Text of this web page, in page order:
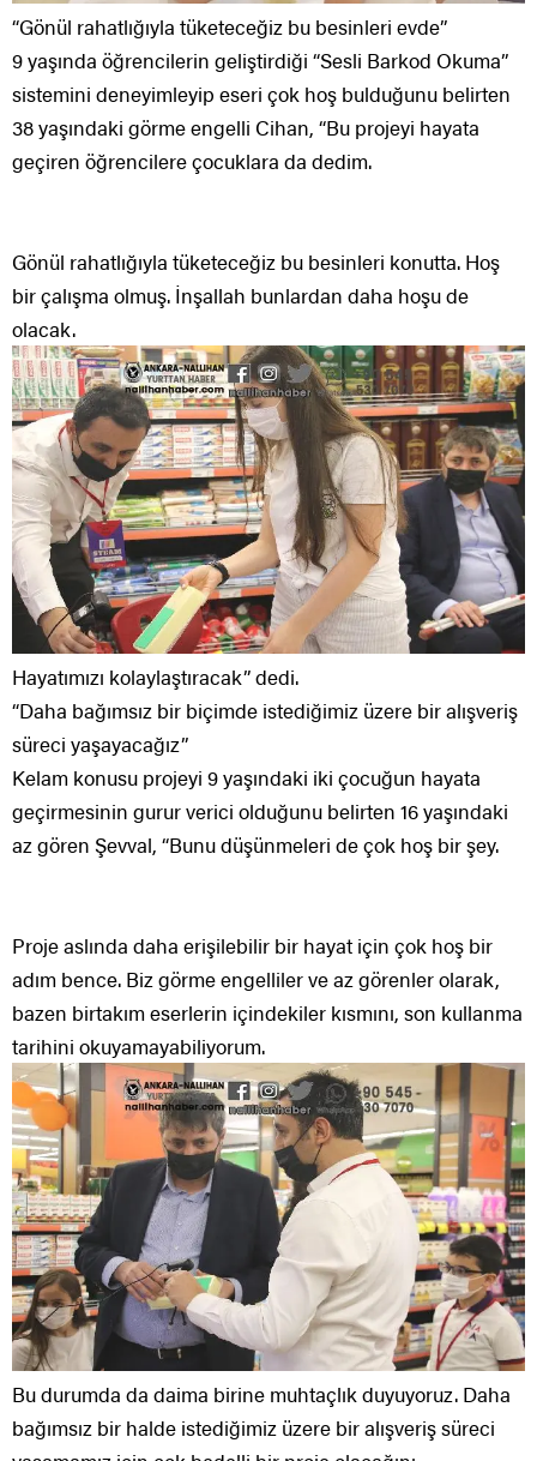
“Gönül rahatlığıyla tüketeceğiz bu besinleri evde”
9 yaşında öğrencilerin geliştirdiği “Sesli Barkod Okuma”
sistemini deneyimleyip eseri çok hoş bulduğunu belirten
38 yaşındaki görme engelli Cihan, “Bu projeyi hayata
geçiren öğrencilere çocuklara da dedim.
Gönül rahatlığıyla tüketeceğiz bu besinleri konutta. Hoş
bir çalışma olmuş. İnşallah bunlardan daha hoşu de
olacak.
Hayatımızı kolaylaştıracak” dedi.
“Daha bağımsız bir biçimde istediğimiz üzere bir alışveriş
süreci yaşayacağız”
Kelam konusu projeyi 9 yaşındaki iki çocuğun hayata
geçirmesinin gurur verici olduğunu belirten 16 yaşındaki
az gören Şevval, “Bunu düşünmeleri de çok hoş bir şey.
Proje aslında daha erişilebilir bir hayat için çok hoş bir
adım bence. Biz görme engelliler ve az görenler olarak,
bazen birtakım eserlerin içindekiler kısmını, son kullanma
tarihini okuyamayabiliyorum.
Bu durumda da daima birine muhtaçlık duyuyoruz. Daha
bağımsız bir halde istediğimiz üzere bir alışveriş süreci